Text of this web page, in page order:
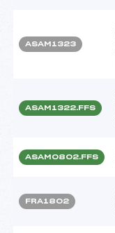
ASAM1323
ASAM1322.FFS
ASAM0802.FFS
FRA1802